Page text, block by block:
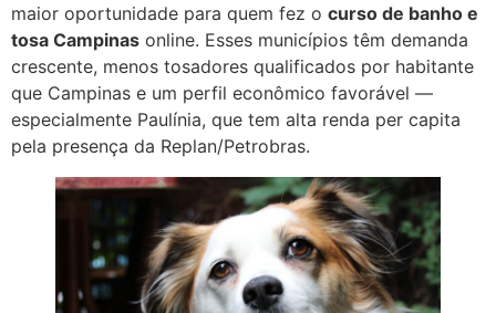
maior oportunidade para quem fez o curso de banho e
tosa Campinas online. Esses municípios têm demanda
crescente, menos tosadores qualificados por habitante
que Campinas e um perfil econômico favorável —
especialmente Paulínia, que tem alta renda per capita
pela presença da Replan/Petrobras.